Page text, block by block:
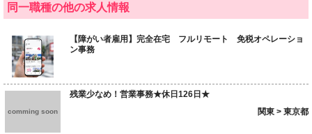
同一職種の他の求人情報
【障がい者雇用】完全在宅 フルリモート 免税オペレーショ
ン事務
comming soon
残業少なめ！営業事務★休日126日★
関東 > 東京都